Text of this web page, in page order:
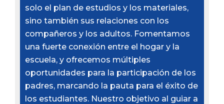
solo el plan de estudios y los materiales,
sino también sus relaciones con los
compañeros y los adultos. Fomentamos
una fuerte conexión entre el hogar y la
escuela, y ofrecemos múltiples
oportunidades para la participación de los
padres, marcando la pauta para el éxito de
los estudiantes. Nuestro objetivo al guiar a